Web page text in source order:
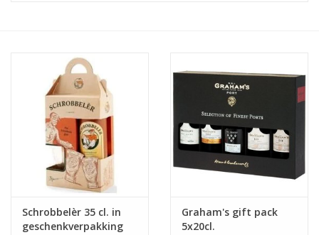
Gedistilleerd &
likeuren&Overig
Wijnglazen - openers -karaffen
Schrobbelèr 35 cl. in
geschenkverpakking
Graham's gift pack
5x20cl.